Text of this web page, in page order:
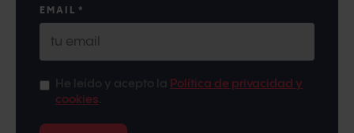
EMAIL *
Política de privacidad y
cookies